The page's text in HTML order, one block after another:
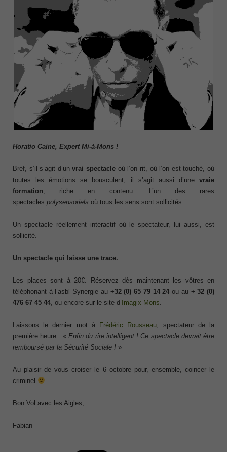
Horatio Caine, Expert Mi-à-Mons !
Bref, s’il s’agit d’unvrai spectacle où l’on rit, où l’on est touché, où
toutes les émotions se bousculent, il s’agit aussi d’une vraie
formation , riche en contenu. L’un des rares
spectacles polysensoriels où tous les sens sont sollicités.
Un spectacle réellement interactif où le spectateur, lui aussi, est
sollicité.
Un spectacle qui laisse une trace.
Les places sont à 20€. Réservez dès maintenant les vôtres en
téléphonant à l’asbl Synergie au +32 (0) 65 79 14 24 ou au + 32 (0)
476 67 45 44 , ou encore sur le site d’ Imagix Mons
Laissons le dernier mot à Frédéric Rousseau , spectateur de la
première heure : « Enfin du rire intelligent ! Ce spectacle devrait être
remboursé par la Sécurité Sociale ! »
Au plaisir de vous croiser le 6 octobre pour, ensemble, coincer le
criminel
Bon Vol avec les Aigles,
Fabian